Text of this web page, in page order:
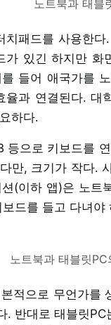
노트북과 태블
치패드를 사용한
가 있긴 하지만
들어 애국가를
율과 연결된다. 대
하다.
등으로 키보드를
만, 크기가 작다.
(이하 앱)은 노트
드를 들고 다녀야
노트북과 태블릿PC
적으로 무언가를
. 반대로 태블릿